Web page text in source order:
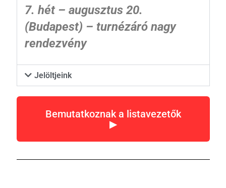
7. hét – augusztus 20.
(Budapest) – turnézáró nagy
rendezvény
Jelöltjeink
Bemutatkoznak a listavezetők
▶